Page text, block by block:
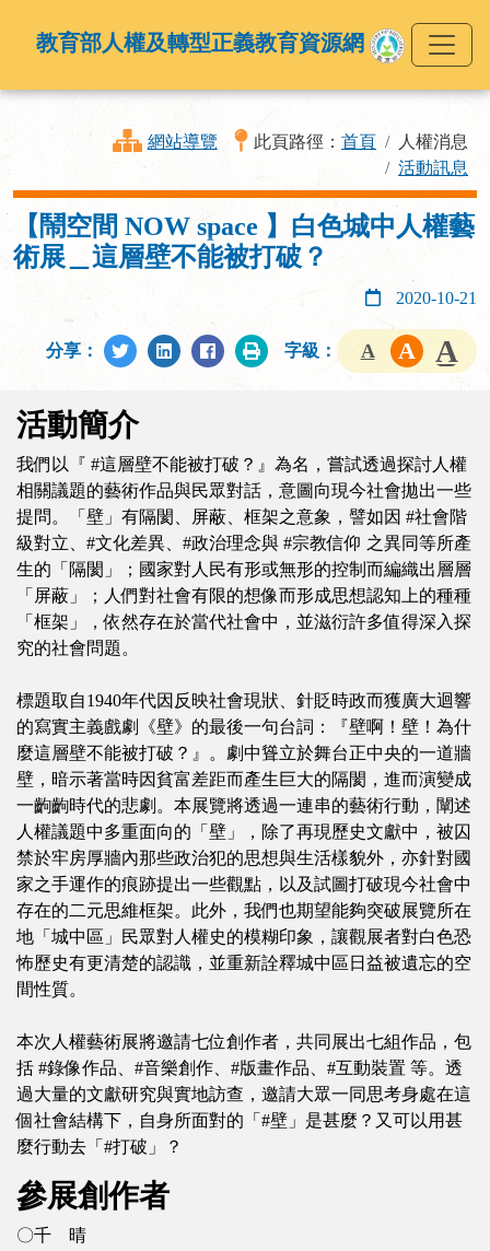
教育部人權及轉型正義教育資源網
網站導覽 此頁路徑： 首頁
人權消息
活動訊息
【鬧空間 NOW space 】白色城中人權藝
術展＿這層壁不能被打破？
2020-10-21
分享： 字級：
活動簡介
我們以『 #這層壁不能被打破？』為名，嘗試透過探討人權
相關議題的藝術作品與民眾對話，意圖向現今社會拋出一些
提問。「壁」有隔閡、屏蔽、框架之意象，譬如因 #社會階
級對立、#文化差異、#政治理念與 #宗教信仰 之異同等所產
生的「隔閡」；國家對人民有形或無形的控制而編織出層層
「屏蔽」；人們對社會有限的想像而形成思想認知上的種種
「框架」，依然存在於當代社會中，並滋衍許多值得深入探
究的社會問題。
標題取自1940年代因反映社會現狀、針貶時政而獲廣大迴響
的寫實主義戲劇《壁》的最後一句台詞：『壁啊！壁！為什
麼這層壁不能被打破？』。劇中聳立於舞台正中央的一道牆
壁，暗示著當時因貧富差距而產生巨大的隔閡，進而演變成
一齣齣時代的悲劇。本展覽將透過一連串的藝術行動，闡述
人權議題中多重面向的「壁」，除了再現歷史文獻中，被囚
禁於牢房厚牆內那些政治犯的思想與生活樣貌外，亦針對國
家之手運作的痕跡提出一些觀點，以及試圖打破現今社會中
存在的二元思維框架。此外，我們也期望能夠突破展覽所在
地「城中區」民眾對人權史的模糊印象，讓觀展者對白色恐
怖歷史有更清楚的認識，並重新詮釋城中區日益被遺忘的空
間性質。
本次人權藝術展將邀請七位創作者，共同展出七組作品，包
括 #錄像作品、#音樂創作、#版畫作品、#互動裝置 等。透
過大量的文獻研究與實地訪查，邀請大眾一同思考身處在這
個社會結構下，自身所面對的「#壁」是甚麼？又可以用甚
麼行動去「#打破」？
參展創作者
〇千 晴